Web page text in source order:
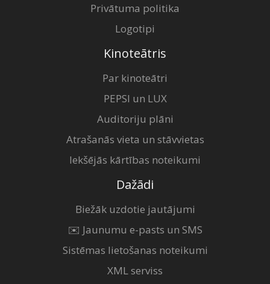
Privātuma politika
Logotipi
Kinoteātris
Par kinoteātri
PEPSI un LUX
Auditoriju plāni
Atrašanās vieta un stāvvietas
Iekšējās kārtības noteikumi
Dažādi
Biežāk uzdotie jautājumi
✉️ Jaunumu e-pasts un SMS
Sistēmas lietošanas noteikumi
XML serviss